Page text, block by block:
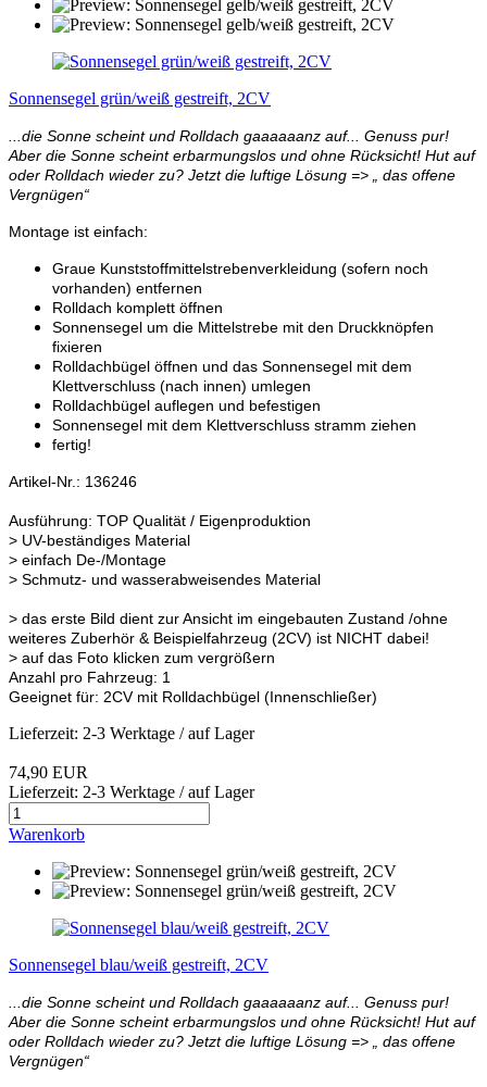
Sonnensegel grün/weiß gestreift, 2CV
...die Sonne scheint und Rolldach gaaaaaanz auf... Genuss pur!
Aber die Sonne scheint erbarmungslos und ohne Rücksicht! Hut auf
oder Rolldach wieder zu? Jetzt die luftige Lösung => „ das offene
Vergnügen“
Montage ist einfach:
Graue Kunststoffmittelstrebenverkleidung (sofern noch
vorhanden) entfernen
Rolldach komplett öffnen
Sonnensegel um die Mittelstrebe mit den Druckknöpfen
fixieren
Rolldachbügel öffnen und das Sonnensegel mit dem
Klettverschluss (nach innen) umlegen
Rolldachbügel auflegen und befestigen
Sonnensegel mit dem Klettverschluss stramm ziehen
fertig!
Artikel-Nr.: 136246
Ausführung: TOP Qualität / Eigenproduktion
> UV-beständiges Material
> einfach De-/Montage
> Schmutz- und wasserabweisendes Material
> das erste Bild dient zur Ansicht im eingebauten Zustand /ohne
weiteres Zuberhör & Beispielfahrzeug (2CV) ist NICHT dabei!
> auf das Foto klicken zum vergrößern
Anzahl pro Fahrzeug: 1
Geeignet für: 2CV mit Rolldachbügel (Innenschließer)
Lieferzeit: 2-3 Werktage / auf Lager
74,90 EUR
Lieferzeit: 2-3 Werktage / auf Lager
Warenkorb
Sonnensegel blau/weiß gestreift, 2CV
...die Sonne scheint und Rolldach gaaaaaanz auf... Genuss pur!
Aber die Sonne scheint erbarmungslos und ohne Rücksicht! Hut auf
oder Rolldach wieder zu? Jetzt die luftige Lösung => „ das offene
Vergnügen“